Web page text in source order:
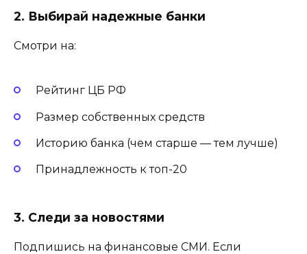
2. Выбирай надежные банки
Смотри на:
Рейтинг ЦБ РФ
Размер собственных средств
Историю банка (чем старше — тем лучше)
Принадлежность к топ-20
3. Следи за новостями
Подпишись на финансовые СМИ. Если